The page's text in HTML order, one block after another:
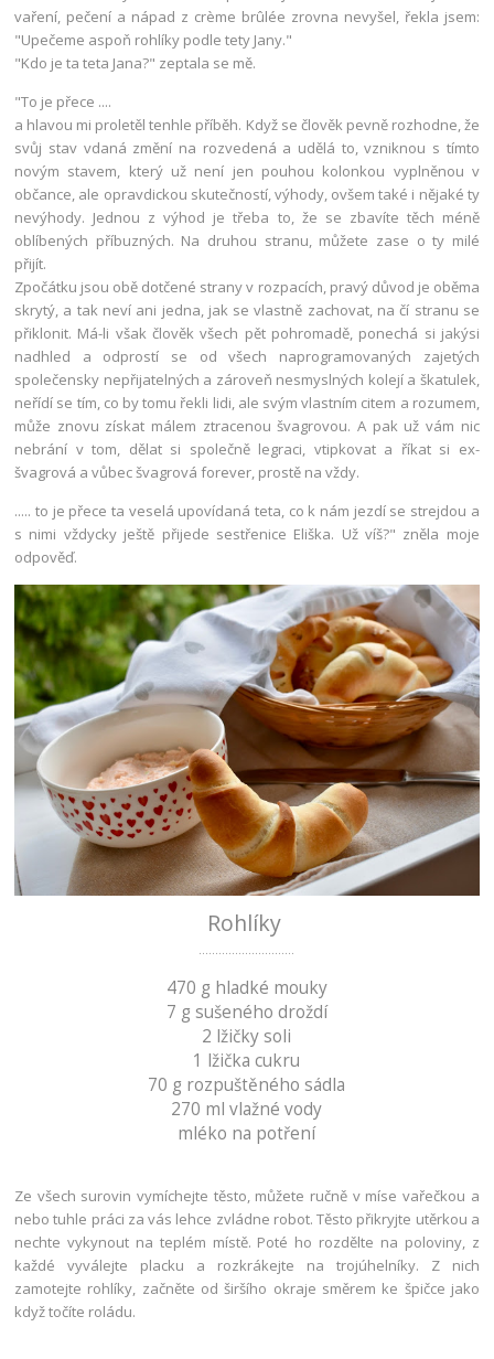
vaření, pečení a nápad z crème brûlée zrovna nevyšel, řekla jsem:
"Upečeme aspoň rohlíky podle tety Jany."
"Kdo je ta teta Jana?" zeptala se mě.
"To je přece ....
a hlavou mi proletěl tenhle příběh. Když se člověk pevně rozhodne, že
svůj stav vdaná změní na rozvedená a udělá to, vzniknou s tímto
novým stavem, který už není jen pouhou kolonkou vyplněnou v
občance, ale opravdickou skutečností, výhody, ovšem také i nějaké ty
nevýhody. Jednou z výhod je třeba to, že se zbavíte těch méně
oblíbených příbuzných. Na druhou stranu, můžete zase o ty milé
přijít.
Zpočátku jsou obě dotčené strany v rozpacích, pravý důvod je oběma
skrytý, a tak neví ani jedna, jak se vlastně zachovat, na čí stranu se
přiklonit. Má-li však člověk všech pět pohromadě, ponechá si jakýsi
nadhled a odprostí se od všech naprogramovaných zajetých
společensky nepřijatelných a zároveň nesmyslných kolejí a škatulek,
neřídí se tím, co by tomu řekli lidi, ale svým vlastním citem a rozumem,
může znovu získat málem ztracenou švagrovou. A pak už vám nic
nebrání v tom, dělat si společně legraci, vtipkovat a říkat si ex-
švagrová a vůbec švagrová forever, prostě na vždy.
..... to je přece ta veselá upovídaná teta, co k nám jezdí se strejdou a
s nimi vždycky ještě přijede sestřenice Eliška. Už víš?" zněla moje
odpověď.
Rohlíky
470 g hladké mouky
7 g sušeného droždí
2 lžičky soli
1 lžička cukru
70 g rozpuštěného sádla
270 ml vlažné vody
mléko na potření
Ze všech surovin vymíchejte těsto, můžete ručně v míse vařečkou a
nebo tuhle práci za vás lehce zvládne robot. Těsto přikryjte utěrkou a
nechte vykynout na teplém místě. Poté ho rozdělte na poloviny, z
každé vyválejte placku a rozkrákejte na trojúhelníky. Z nich
zamotejte rohlíky, začněte od širšího okraje směrem ke špičce jako
když točíte roládu.